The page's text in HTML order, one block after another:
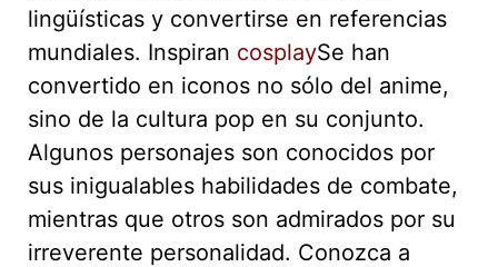
lingüísticas y convertirse en referencias
mundiales. Inspiran cosplaySe han
convertido en iconos no sólo del anime,
sino de la cultura pop en su conjunto.
Algunos personajes son conocidos por
sus inigualables habilidades de combate,
mientras que otros son admirados por su
irreverente personalidad. Conozca a